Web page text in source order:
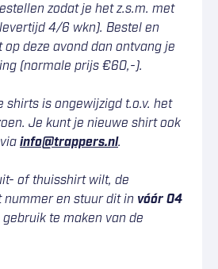
zodat je het z.s.m. met
4/6 wkn). Bestel en
deze avond dan ontvang je
(normale prijs €60,-).
shirts is ongewijzigd t.o.v. het
Je kunt je nieuwe shirt ook
info@trappers.nl.
of thuisshirt wilt, de
nummer en stuur dit in vóór 04
te maken van de